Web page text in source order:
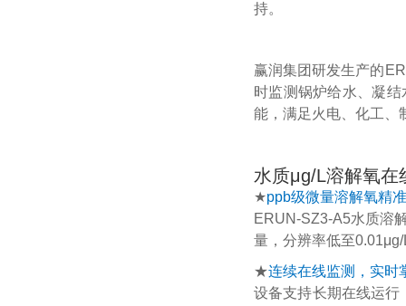
持。
赢润集团研发生产的
时监测锅炉给水、凝
能，满足火电、化工、
水质μg/L溶解氧在
★ppb级微量溶解氧精
ERUN-SZ3-A5水质溶
量，分辨率低至
★连续在线监测，实时
设备支持长期在线运行